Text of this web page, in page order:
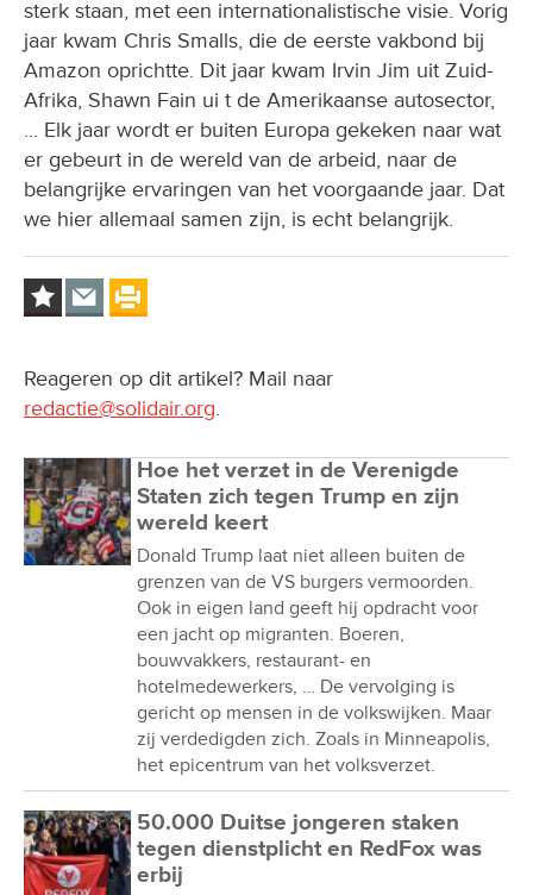
sterk staan, met een internationalistische visie. Vorig
jaar kwam Chris Smalls, die de eerste vakbond bij
Amazon oprichtte. Dit jaar kwam Irvin Jim uit Zuid-
Afrika, Shawn Fain ui t de Amerikaanse autosector,
... Elk jaar wordt er buiten Europa gekeken naar wat
er gebeurt in de wereld van de arbeid, naar de
belangrijke ervaringen van het voorgaande jaar. Dat
we hier allemaal samen zijn, is echt belangrijk.
Reageren op dit artikel? Mail naar
redactie@solidair.org.
Hoe het verzet in de Verenigde
Staten zich tegen Trump en zijn
wereld keert
Donald Trump laat niet alleen buiten de
grenzen van de VS burgers vermoorden.
Ook in eigen land geeft hij opdracht voor
een jacht op migranten. Boeren,
bouwvakkers, restaurant- en
hotelmedewerkers, … De vervolging is
gericht op mensen in de volkswijken. Maar
zij verdedigden zich. Zoals in Minneapolis,
het epicentrum van het volksverzet.
50.000 Duitse jongeren staken
tegen dienstplicht en RedFox was
erbij